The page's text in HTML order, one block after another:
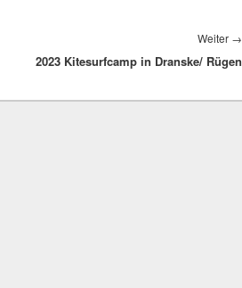
Weiter →
2023 Kitesurfcamp in Dranske/ Rügen